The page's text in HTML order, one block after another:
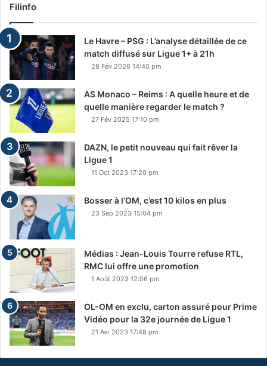
Filinfo
Le Havre – PSG : L’analyse détaillée de ce
match diffusé sur Ligue 1+ à 21h
28 Fév 2026 14:40 pm
AS Monaco – Reims : A quelle heure et de
quelle manière regarder le match ?
27 Fév 2025 17:10 pm
DAZN, le petit nouveau qui fait rêver la
Ligue 1
11 Oct 2023 17:20 pm
Bosser à l’OM, c’est 10 kilos en plus
23 Sep 2023 15:04 pm
Médias : Jean-Louis Tourre refuse RTL,
RMC lui offre une promotion
1 Août 2023 12:06 pm
OL-OM en exclu, carton assuré pour Prime
Vidéo pour la 32e journée de Ligue 1
21 Avr 2023 17:48 pm